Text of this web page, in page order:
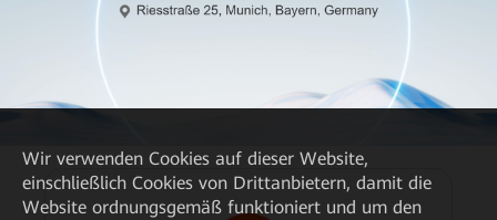
Wir verwenden Cookies auf dieser Website,
einschließlich Cookies von Drittanbietern, damit die
Website ordnungsgemäß funktioniert und um den